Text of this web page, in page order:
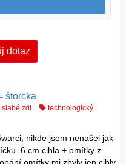
dotaz
štorcka
zdi
technologický
nikde jsem nenašel jak
6 cm cihla + omítky z